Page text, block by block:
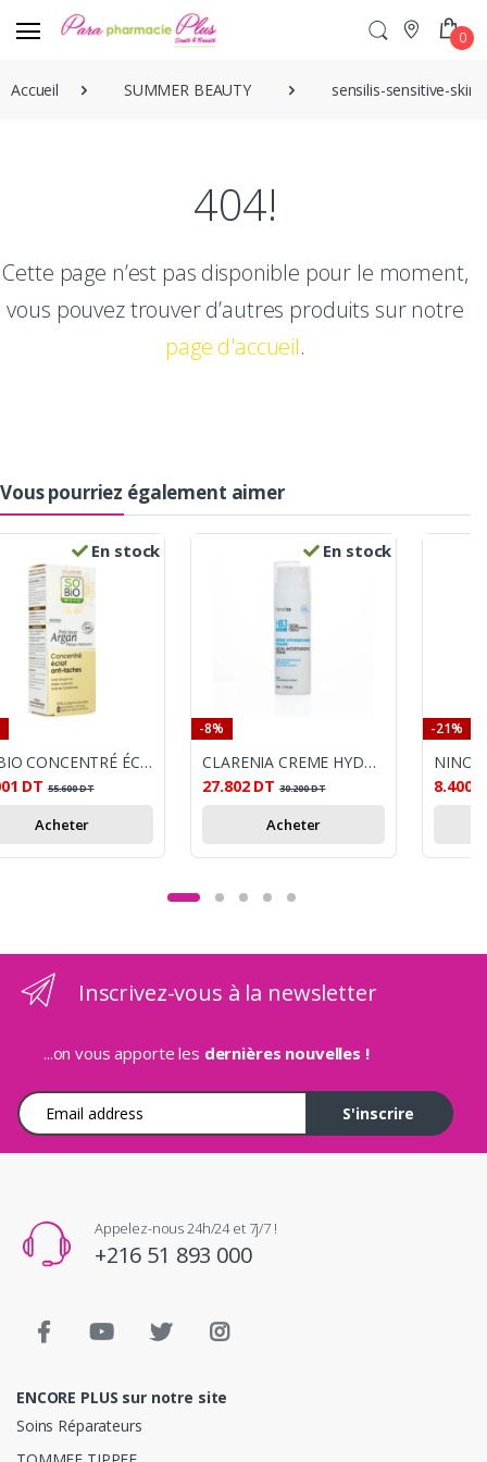
0
Accueil SUMMER BEAUTY sensilis-sensitive-
404!
Cette page n’est pas disponible pour le moment,
vous pouvez trouver d’autres produits sur notre
page d'accueil.
Vous pourriez également aimer
En stock
SO BIO CONCENTRÉ ÉCLAT ANTI-TACHES 40ML
DT 55.600DT
Acheter
En stock
-8%
CLARENIA CREME HYDRATANTE LEGERE HB3 50ML
27.802 DT 30.200DT
Acheter
-21%
8.400
Inscrivez-vous à la newsletter
...on vous apporte les dernières nouvelles !
Adresse e-mail
S'inscrire
Appelez-nous 24h/24 et 7j/7 !
+216 51 893 000
ENCORE PLUS sur notre site
Soins Réparateurs